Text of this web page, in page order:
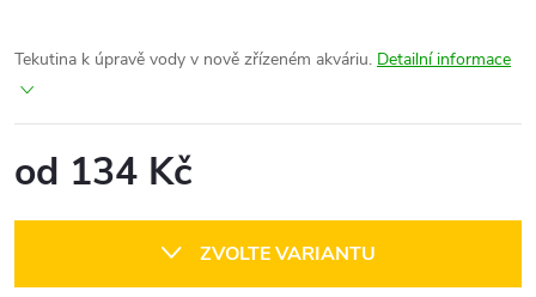
Tekutina k úpravě vody v nově zřízeném akváriu. Detailní informace
od 134 Kč
ZVOLTE VARIANTU